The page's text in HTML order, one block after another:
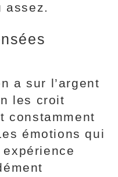
assez.
a sur l’argent
les croit
constamment
émotions qui